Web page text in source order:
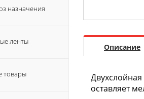
назначения
ленты
товары
Описание
оставляет